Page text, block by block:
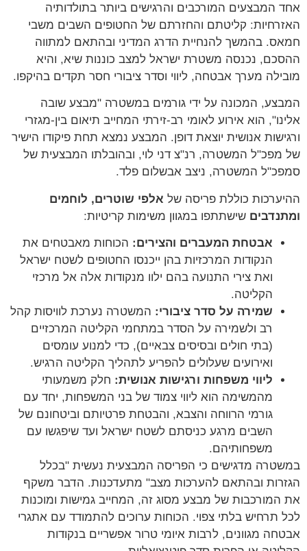
אחד המבצעים המורכבים והרגישים ביותר בתולדותיה
האזרחיות: קליטתם והחזרתם של החטופים השבים משבי
חמאס. בהמשך להנחיית הדרג המדיני ובהתאם למתווה
ההסכם, נכנסה משטרת ישראל למצב כוננות שיא, והיא
מובילה מערך אבטחה, ליווי וסדר ציבורי חסר תקדים בהיקפו.
המבצע, המכונה על ידי גורמים במשטרה "מבצע שובה
אלינו", הוא אירוע לאומי רב-זירתי המחייב תיאום בין-מגזרי
ורגישות אנושית יוצאת דופן. המבצע נמצא תחת פיקודו הישיר
של מפכ"ל המשטרה, רנ"צ דני לוי, ובהובלתו המבצעית של
סמפכ"ל המשטרה, ניצב אבשלום פלד.
ההיערכות כוללת פריסה של אלפי שוטרים, לוחמים
ומתנדבים שישתתפו במגוון משימות קריטיות:
אבטחת המעברים והצירים: הכוחות מאבטחים את
הנקודות המרכזיות בהן ייכנסו החטופים לשטח ישראל
ואת צירי התנועה בהם ילוו מנקודות אלה אל מרכזי
הקליטה.
שמירה על סדר ציבורי: המשטרה נערכת לוויסות קהל
רב ולשמירה על הסדר במתחמי הקליטה המרכזיים
(בתי חולים ובסיסים צבאיים), כדי למנוע עומסים
ואירועים שעלולים להפריע לתהליך הקליטה הרגיש.
ליווי משפחות ורגישות אנושית: חלק משמעותי
מהמשימה הוא ליווי צמוד של בני המשפחות, יחד עם
גורמי הרווחה והצבא, והבטחת פרטיותם וביטחונם של
השבים מרגע כניסתם לשטח ישראל ועד שיפגשו עם
משפחותיהם.
במשטרה מדגישים כי הפריסה המבצעית נעשית "בכלל
הגזרות ובהתאם להערכות מצב" מתעדכנות. הדבר משקף
את המורכבות של מבצע מסוג זה, המחייב גמישות ומוכנות
לכל תרחיש בלתי צפוי. הכוחות ערוכים להתמודד עם אתגרי
אבטחה מגוונים, לרבות איומי טרור אפשריים בנקודות